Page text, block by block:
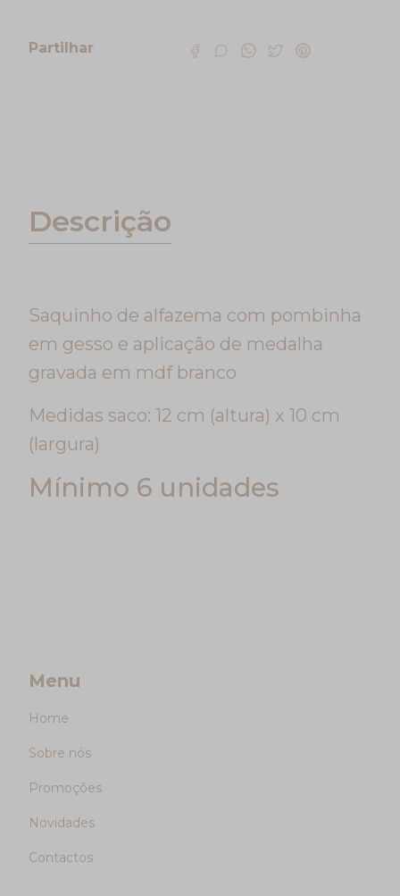
Partilhar
Descrição
Saquinho de alfazema com pombinha
em gesso e aplicação de medalha
gravada em mdf branco
Medidas saco: 12 cm (altura) x 10 cm
(largura)
Mínimo 6 unidades
Menu
Home
Sobre nós
Promoções
Novidades
Contactos